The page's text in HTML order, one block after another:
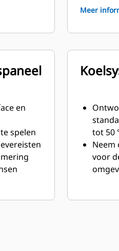
Meer
en
spelen
tot 50
Neem
voor